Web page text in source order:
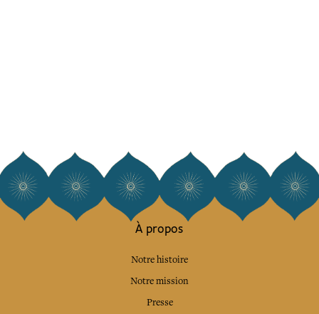
À propos
Notre histoire
Notre mission
Presse